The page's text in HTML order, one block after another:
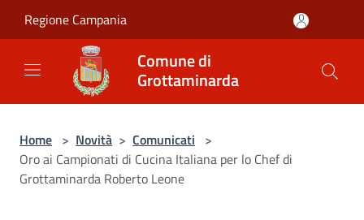
Regione Campania
Comune di
Grottaminarda
Home > Novità > Comunicati >
Oro ai Campionati di Cucina Italiana per lo Chef di
Grottaminarda Roberto Leone